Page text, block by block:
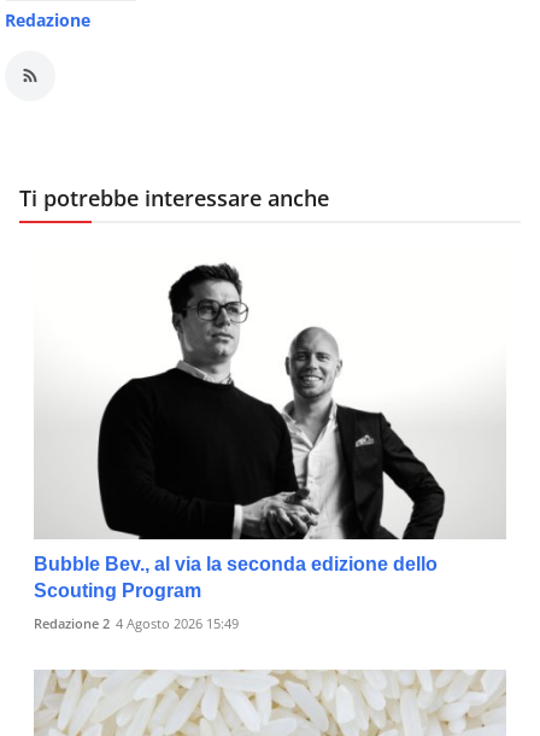
Redazione
Ti potrebbe interessare anche
Bubble Bev., al via la seconda edizione dello
Scouting Program
Redazione 2 4 Agosto 2026 15:49